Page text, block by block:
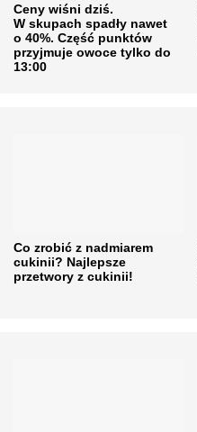
Ceny wiśni dziś.
W skupach spadły nawet
o 40%. Część punktów
przyjmuje owoce tylko do
13:00
Co zrobić z nadmiarem
cukinii? Najlepsze
przetwory z cukinii!